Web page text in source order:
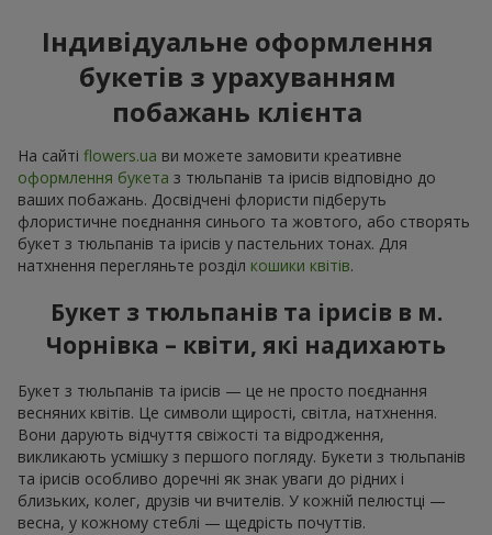
Індивідуальне оформлення
букетів з урахуванням
побажань клієнта
На сайті flowers.ua ви можете замовити креативне
оформлення букета з тюльпанів та ірисів відповідно до
ваших побажань. Досвідчені флористи підберуть
флористичне поєднання синього та жовтого, або створять
букет з тюльпанів та ірисів у пастельних тонах. Для
натхнення перегляньте розділ кошики квітів.
Букет з тюльпанів та ірисів в м.
Чорнівка – квіти, які надихають
Букет з тюльпанів та ірисів — це не просто поєднання
весняних квітів. Це символи щирості, світла, натхнення.
Вони дарують відчуття свіжості та відродження,
викликають усмішку з першого погляду. Букети з тюльпанів
та ірисів особливо доречні як знак уваги до рідних і
близьких, колег, друзів чи вчителів. У кожній пелюстці —
весна, у кожному стеблі — щедрість почуттів.